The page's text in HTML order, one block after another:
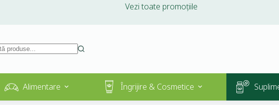
Vezi toate promoțiile
Alimentare Îngrijire & Cosmetice